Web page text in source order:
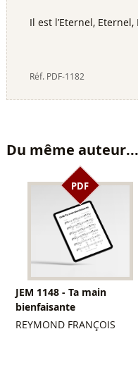
Il est l’Eternel,
Réf. PDF-1182
Du même auteur...
PDF
JEM 1148 - Ta main
bienfaisante
REYMOND FRANÇOIS